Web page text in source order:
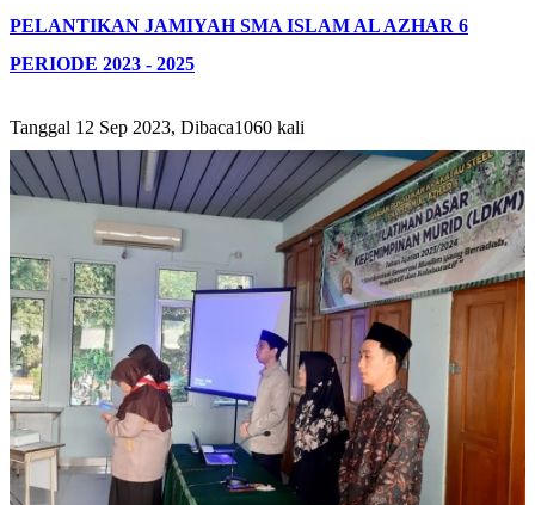
PELANTIKAN JAMIYAH SMA ISLAM AL AZHAR 6
PERIODE 2023 - 2025
Tanggal 12 Sep 2023, Dibaca1060 kali